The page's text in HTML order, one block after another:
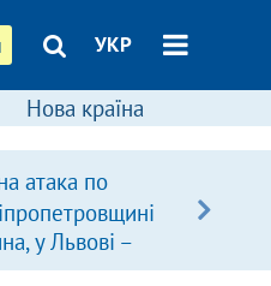
УКР
Нова країна
атака по
у Львові –